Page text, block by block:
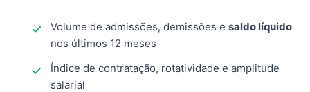
Volume de admissões, demissões e saldo líquido
nos últimos 12 meses
Índice de contratação, rotatividade e amplitude
salarial